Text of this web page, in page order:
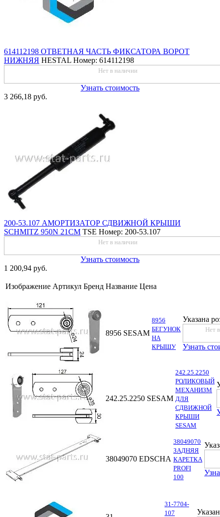
614112198 ОТВЕТНАЯ ЧАСТЬ ФИКСАТОРА ВОРОТ
НИЖНЯЯ HESTAL Номер: 614112198
Нет в наличии
Узнать стоимость
3 266,18 руб.
200-53.107 АМОРТИЗАТОР СДВИЖНОЙ КРЫШИ
SCHMITZ 950N 21CM TSE Номер: 200-53.107
Нет в наличии
Узнать стоимость
1 200,94 руб.
Изображение Артикул Бренд Название Цена
8956 SESAM
8956
БЕГУНОК
НА
КРЫШУ
Указана
Нет
Узнать
242.25.2250 SESAM
242.25.2250
РОЛИКОВЫЙ
МЕХАНИЗМ
ДЛЯ
СДВИЖНОЙ
КРЫШИ
SESAM
38049070 EDSCHA
38049070
ЗАДНЯЯ
КАРЕТКА
PROFI
100
31-7704-
107